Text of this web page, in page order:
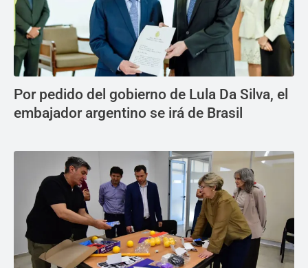
Por pedido del gobierno de Lula Da Silva, el
embajador argentino se irá de Brasil